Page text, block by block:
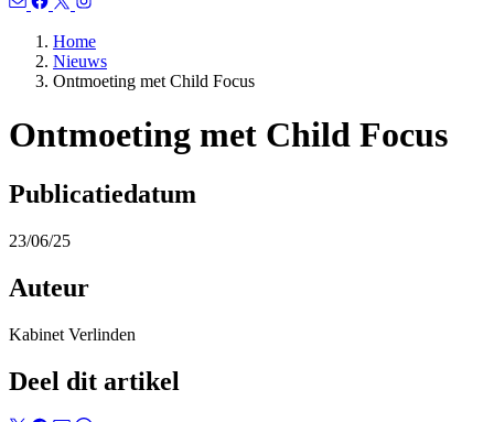
Home
Nieuws
Ontmoeting met Child Focus
Ontmoeting met Child Focus
Publicatiedatum
23/06/25
Auteur
Kabinet Verlinden
Deel dit artikel